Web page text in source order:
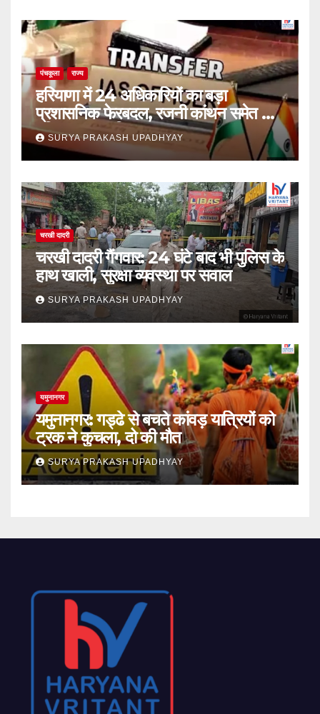
पंचकूला राज्य
हरियाणा में 24 अधिकारियों का बड़ा
प्रशासनिक फेरबदल, रजनी कांथन समेत कई
वरिष्ठ IAS शामिल
SURYA PRAKASH UPADHYAY
चरखी दादरी
चरखी दादरी गैंगवार: 24 घंटे बाद भी पुलिस के
हाथ खाली, सुरक्षा व्यवस्था पर सवाल
SURYA PRAKASH UPADHYAY
यमुनानगर
यमुनानगर: गड्ढे से बचते कांवड़ यात्रियों को
ट्रक ने कुचला, दो की मौत
SURYA PRAKASH UPADHYAY